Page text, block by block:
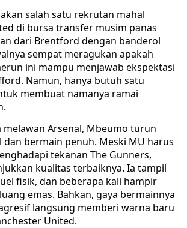
salah satu rekrutan mahal
di bursa transfer musim panas
dari Brentford dengan banderol
sempat meragukan apakah
ini mampu menjawab ekspektasi
Namun, hanya butuh satu
membuat namanya ramai
melawan Arsenal, Mbeumo turun
dan bermain penuh. Meski MU harus
tekanan The Gunners,
kualitas terbaiknya. Ia tampil
fisik, dan beberapa kali hampir
emas. Bahkan, gaya bermainnya
langsung memberi warna baru
United.